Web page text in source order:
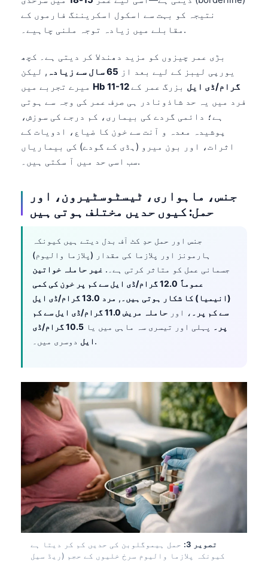
نتیجہ کو بہت سے اسکول اسکریننگ فارموں کے
مقابلے میں زیادہ توجہ ملنی چاہیے۔.
بڑی عمر چیزوں کو مزید دھندلا کر دیتی ہے۔ کچھ
یورپی لیبز کے لیے بعد از 65 سال سے زیادہ
, لیکن
Hb 11-12 گرام/ڈی ایل بزرگ عمر کے
فرد میں یہ حد شاذونادر ہی صرف عمر کی وجہ سے ہوتی
ہے؛ دائمی گردے کی بیماری، کم درجے کی سوزش،
پوشیدہ معدہ و آنت سے خون کا ضیاع، ادویات کے
اثرات، اور بون میرو (ہڈی کے گودے) کی بیماریاں
سب اسی حد میں آ سکتی ہیں۔.
جنس، ماہواری، ٹیسٹوسٹیرون، اور
حمل: کیوں حدیں مختلف ہوتی ہیں
جنس اور حمل حدِ کٹ آف بدل دیتے ہیں کیونکہ
ہارمونز اور پلازما کی مقدار (پلازما والیوم)
جسمانی عمل کو متاثر کرتی ہے۔. غیر حاملہ خواتین
عموماً 12.0 گرام/ڈی ایل سے کم پر خون کی کمی
(انیمیا) کا شکار ہوتی ہیں۔ ,
مرد 13.0 گرام/ڈی ایل
سے کم پر۔ ، اور
حاملہ مریض 11.0 گرام/ڈی ایل سے کم
پر۔
پہلی اور تیسری سہ ماہی میں یا
10.5 گرام/ڈی
ایل دوسری میں۔.
تصویر 3:
حمل ہیموگلوبن کی حدیں کم کر دیتا ہے
کیونکہ پلازما والیوم سرخ خلیوں کے حجم (ریڈ سیل